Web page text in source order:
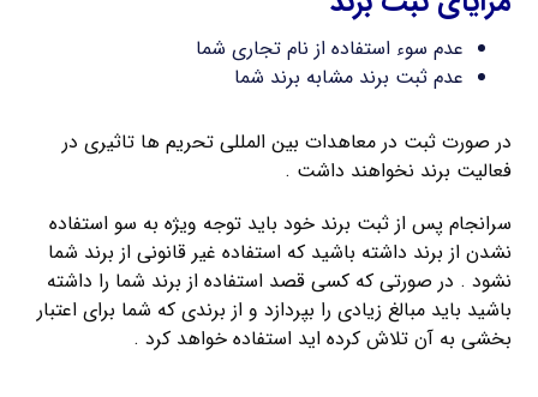
عدم سوء استفاده از نام تجاری شما
عدم ثبت برند مشابه برند شما
در صورت ثبت در معاهدات بین المللی تحریم ها تاثیری در
فعالیت برند نخواهند داشت .
سرانجام پس از ثبت برند خود باید توجه ویژه به سو استفاده
نشدن از برند داشته باشید که استفاده غیر قانونی از برند شما
نشود . در صورتی که کسی قصد استفاده از برند شما را داشته
باشید باید مبالغ زیادی را بپردازد و از برندی که شما برای اعتبار
بخشی به آن تلاش کرده اید استفاده خواهد کرد .